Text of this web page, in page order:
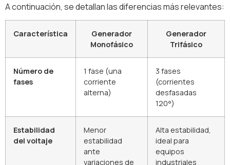
A continuación, se detallan las diferencias más relevantes:
Característica
Generador
Monofásico
Generador
Trifásico
Número de
fases
1 fase (una
corriente
alterna)
3 fases
(corrientes
desfasadas
120°)
Estabilidad
del voltaje
Menor
estabilidad
ante
variaciones de
Alta estabilidad,
ideal para
equipos
industriales